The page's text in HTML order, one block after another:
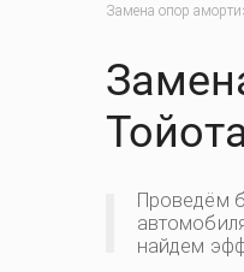
Замена опор
Проведём
найдем